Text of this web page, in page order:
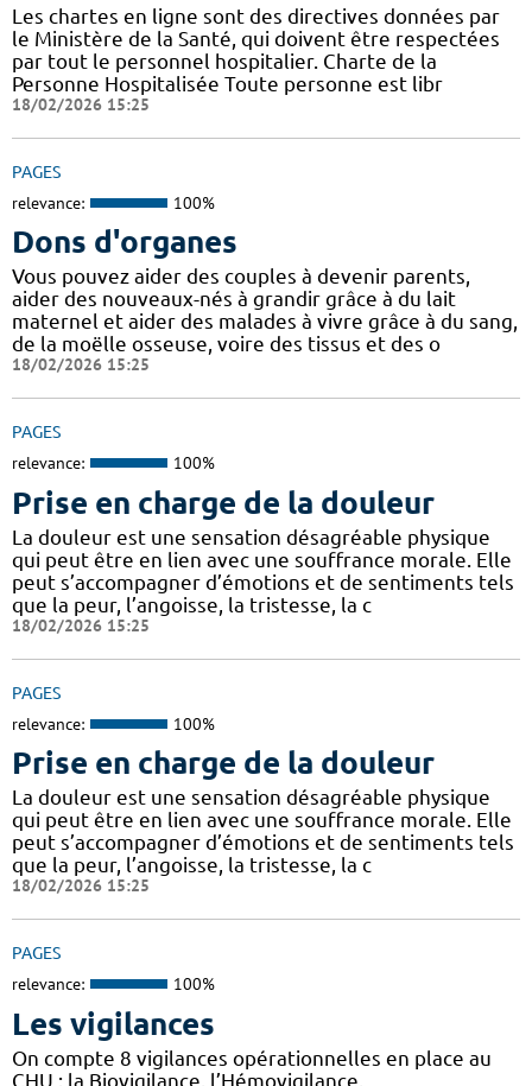
Les chartes en ligne sont des directives données par
le Ministère de la Santé, qui doivent être respectées
par tout le personnel hospitalier. Charte de la
Personne Hospitalisée Toute personne est libr
18/02/2026 15:25
PAGES
relevance: 100%
Dons d'organes
Vous pouvez aider des couples à devenir parents,
aider des nouveaux-nés à grandir grâce à du lait
maternel et aider des malades à vivre grâce à du sang,
de la moëlle osseuse, voire des tissus et des o
18/02/2026 15:25
PAGES
relevance: 100%
Prise en charge de la douleur
La douleur est une sensation désagréable physique
qui peut être en lien avec une souffrance morale. Elle
peut s’accompagner d’émotions et de sentiments tels
que la peur, l’angoisse, la tristesse, la c
18/02/2026 15:25
PAGES
relevance: 100%
Prise en charge de la douleur
La douleur est une sensation désagréable physique
qui peut être en lien avec une souffrance morale. Elle
peut s’accompagner d’émotions et de sentiments tels
que la peur, l’angoisse, la tristesse, la c
18/02/2026 15:25
PAGES
relevance: 100%
Les vigilances
On compte 8 vigilances opérationnelles en place au
CHU : la Biovigilance, l’Hémovigilance,